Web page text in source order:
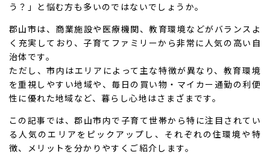
う？」と悩む方も多いのではないでしょうか。
郡山市は、商業施設や医療機関、教育環境などがバランスよ
く充実しており、子育てファミリーから非常に人気の高い自
治体です。
ただし、市内はエリアによって主な特徴が異なり、教育環境
を重視しやすい地域や、毎日の買い物・マイカー通勤の利便
性に優れた地域など、暮らし心地はさまざまです。
この記事では、郡山市内で子育て世帯から特に注目されてい
る人気のエリアをピックアップし、それぞれの住環境や特
徴、メリットを分かりやすくご紹介します。